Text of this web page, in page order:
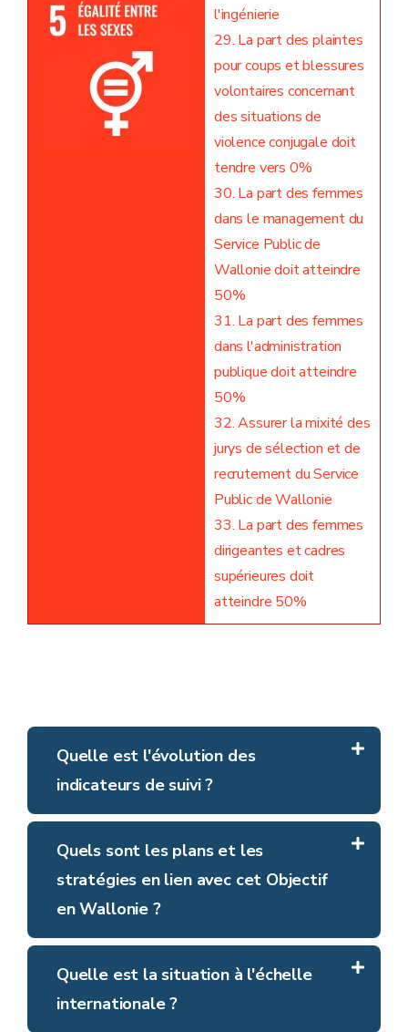
l'ingénierie
29. La part des plaintes
pour coups et blessures
volontaires concernant
des situations de
violence conjugale doit
tendre vers 0%
30. La part des femmes
dans le management du
Service Public de
Wallonie doit atteindre
50%
31. La part des femmes
dans l'administration
publique doit atteindre
50%
32. Assurer la mixité des
jurys de sélection et de
recrutement du Service
Public de Wallonie
33. La part des femmes
dirigeantes et cadres
supérieures doit
atteindre 50%
Quelle est l'évolution des
indicateurs de suivi ?
Quels sont les plans et les
stratégies en lien avec cet Objectif
en Wallonie ?
Quelle est la situation à l'échelle
internationale ?